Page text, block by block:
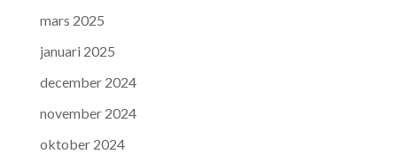
mars 2025
januari 2025
december 2024
november 2024
oktober 2024